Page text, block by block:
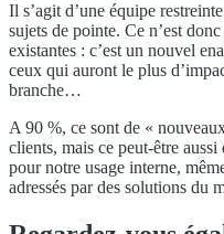
Il s’agit d’une équipe
sujets de pointe. Ce n’est
existantes : c’est un nouvel
ceux qui auront le plus
branche…
A 90 %, ce sont de «
clients, mais ce peut-être
pour notre usage interne,
adressés par des solutions